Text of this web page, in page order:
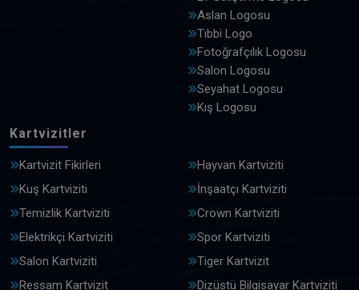
Aslan Logosu
Tıbbi Logo
Fotoğrafçılık Logosu
Salon Logosu
Seyahat Logosu
Kış Logosu
Kartvizitler
Kartvizit Fikirleri
Hayvan Kartviziti
Kuş Kartviziti
İnşaatçı Kartviziti
Temizlik Kartviziti
Crown Kartviziti
Elektrikçi Kartviziti
Spor Kartviziti
Salon Kartviziti
Tiger Kartvizit
Ressam Kartvizit
Dizüstü Bilgisayar Kartviziti